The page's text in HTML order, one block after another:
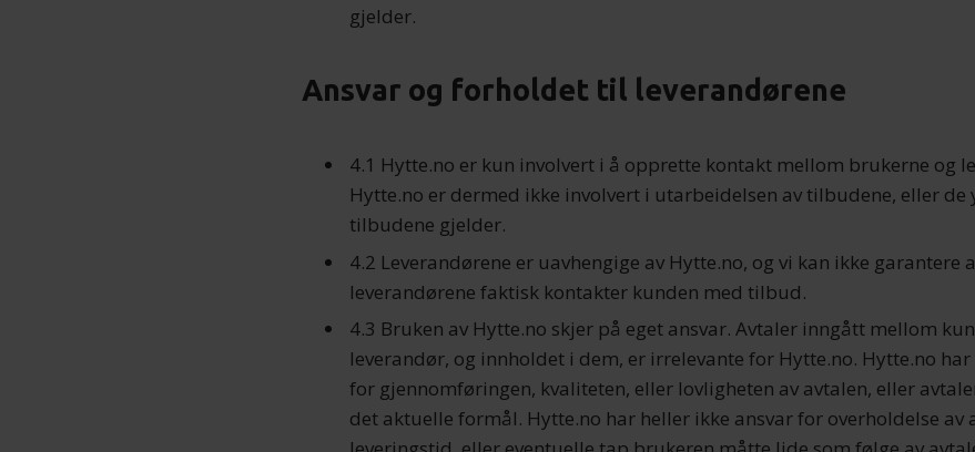
gjelder.
Ansvar og forholdet til leverandørene
4.1 Hytte.no er kun involvert i å opprette kontakt mellom brukerne og
Hytte.no er dermed ikke involvert i utarbeidelsen av tilbudene, eller de
tilbudene gjelder.
4.2 Leverandørene er uavhengige av Hytte.no, og vi kan ikke garantere
leverandørene faktisk kontakter kunden med tilbud.
4.3 Bruken av Hytte.no skjer på eget ansvar. Avtaler inngått mellom
leverandør, og innholdet i dem, er irrelevante for Hytte.no. Hytte.no
for gjennomføringen, kvaliteten, eller lovligheten av avtalen, eller
det aktuelle formål. Hytte.no har heller ikke ansvar for overholdelse av